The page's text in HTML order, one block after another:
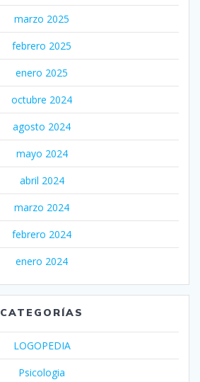
marzo 2025
febrero 2025
enero 2025
octubre 2024
agosto 2024
mayo 2024
abril 2024
marzo 2024
febrero 2024
enero 2024
CATEGORÍAS
LOGOPEDIA
Psicologia